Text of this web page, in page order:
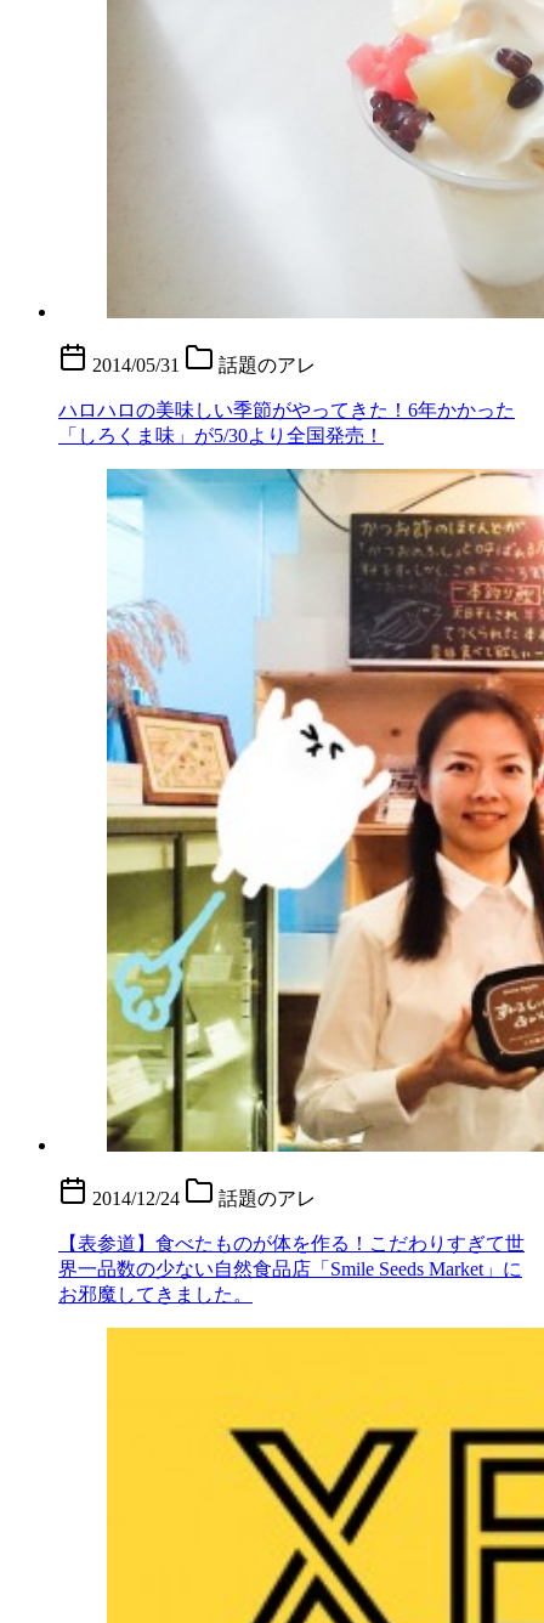
2014/05/31 話題のアレ
ハロハロの美味しい季節がやってきた！6年かかった
「しろくま味」が5/30より全国発売！
2014/12/24 話題のアレ
【表参道】食べたものが体を作る！こだわりすぎて世
界一品数の少ない自然食品店「Smile Seeds Market」に
お邪魔してきました。